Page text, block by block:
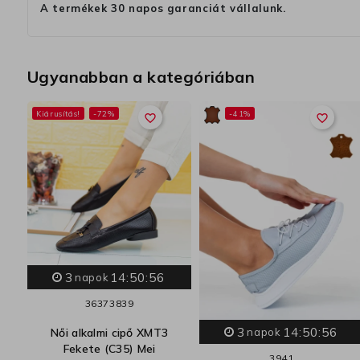
A termékek 30 napos garanciát vállalunk.
Ugyanabban a kategóriában
favorite_border
Kiárusítás! -72%
3 napok 14:50:55
36373839
Női alkalmi cipő XMT3
Fekete (C35) Mei
favorite_border
-41%
3 napok 14:50:55